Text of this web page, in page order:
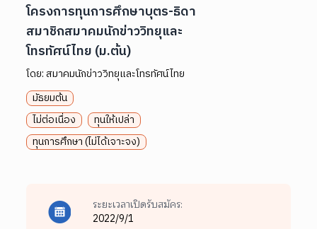
โครงการทุนการศึกษาบุตร-ธิดา
สมาชิกสมาคมนักข่าววิทยุและ
โทรทัศน์ไทย (ม.ต้น)
โดย:สมาคมนักข่าววิทยุและโทรทัศน์ไทย
มัธยมต้น
ไม่ต่อเนื่อง
ทุนให้เปล่า
ทุนการศึกษา (ไม่ได้เจาะจง)
ระยะเวลาเปิดรับสมัคร:
2022/9/1